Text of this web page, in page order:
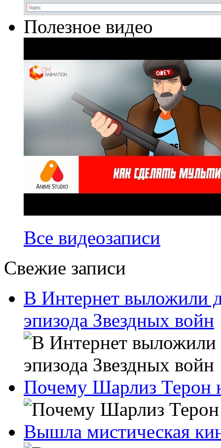
Полезное видео
Все видеозаписи
Свежие записи
В Интернет выложили
эпизода Звездных войн
Почему Шарлиз Терон
Вышла мистическая